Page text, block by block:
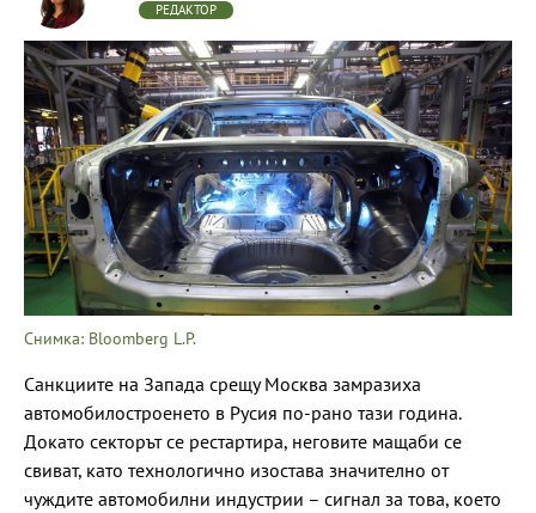
РЕДАКТОР
Снимка: Bloomberg L.P.
Санкциите на Запада срещу Москва замразиха
автомобилостроенето в Русия по-рано тази година.
Докато секторът се рестартира, неговите мащаби се
свиват, като технологично изостава значително от
чуждите автомобилни индустрии – сигнал за това, което